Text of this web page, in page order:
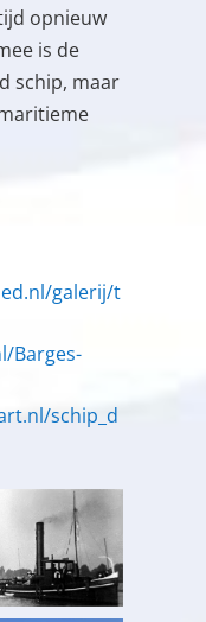
opnieuw
is de
schip, maar
galerij/t
Barges-
schip_d